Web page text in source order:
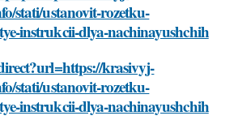
stati/ustanovit-rozetku-
instrukcii-dlya-nachinayushchih
krasivyj-
stati/ustanovit-rozetku-
instrukcii-dlya-nachinayushchih